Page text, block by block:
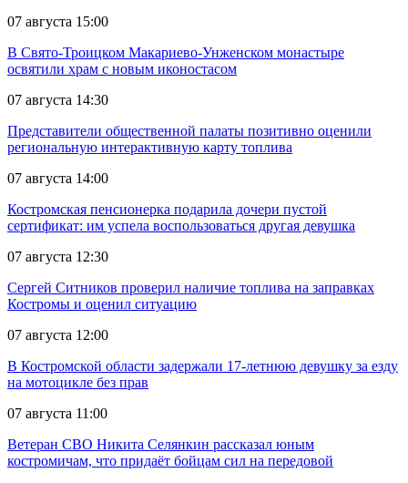
07 августа 15:00
В Свято-Троицком Макариево-Унженском монастыре
освятили храм с новым иконостасом
07 августа 14:30
Представители общественной палаты позитивно оценили
региональную интерактивную карту топлива
07 августа 14:00
Костромская пенсионерка подарила дочери пустой
сертификат: им успела воспользоваться другая девушка
07 августа 12:30
Сергей Ситников проверил наличие топлива на заправках
Костромы и оценил ситуацию
07 августа 12:00
В Костромской области задержали 17-летнюю девушку за езду
на мотоцикле без прав
07 августа 11:00
Ветеран СВО Никита Селянкин рассказал юным
костромичам, что придаёт бойцам сил на передовой